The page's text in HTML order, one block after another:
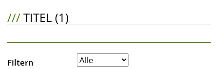
///TITEL (1)
Filtern